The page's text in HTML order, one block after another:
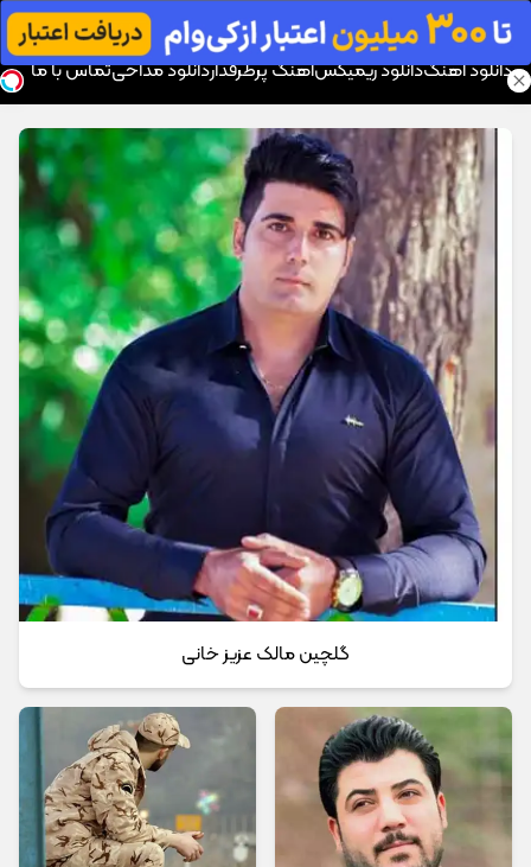
موزیک تار
دانلود آهنگدانلود ریمیکسآهنگ پرطرفداردانلود مداحیتماس با ما
گلچین مالک عزیز خانی